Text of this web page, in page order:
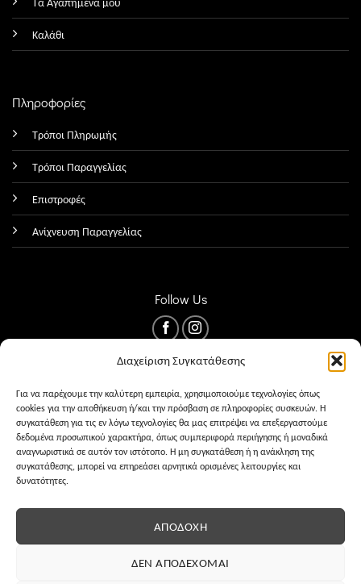
Διαχείριση Συγκατάθεσης
Για να παρέχουμε την καλύτερη εμπειρία, χρησιμοποιούμε τεχνολογίες όπως
cookies για την αποθήκευση ή/και την πρόσβαση σε πληροφορίες συσκευών. Η
συγκατάθεση για τις εν λόγω τεχνολογίες θα μας επιτρέψει να επεξεργαστούμε
δεδομένα προσωπικού χαρακτήρα, όπως συμπεριφορά περιήγησης ή μοναδικά
αναγνωριστικά σε αυτόν τον ιστότοπο. Η μη συγκατάθεση ή η ανάκληση της
συγκατάθεσης, μπορεί να επηρεάσει αρνητικά ορισμένες λειτουργίες και
δυνατότητες.
ΑΠΟΔΟΧΉ
ΔΕΝ ΑΠΟΔΈΧΟΜΑΙ
Καλάθι
Πληροφορίες
Τρόποι Πληρωμής
Τρόποι Παραγγελίας
Επιστροφές
Ανίχνευση Παραγγελίας
Follow Us
PRIVACY